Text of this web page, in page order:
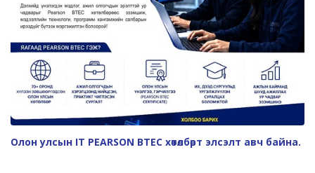
Олон улсын IT PEARSON BTEC хөтөлбөрт элсэлт авч байна.